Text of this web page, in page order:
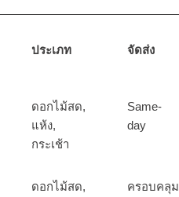
ประเภท จัดส่ง
ดอกไม้สด,
แห้ง,
กระเช้า
Same-
day
ดอกไม้สด,
ครอบคลุม